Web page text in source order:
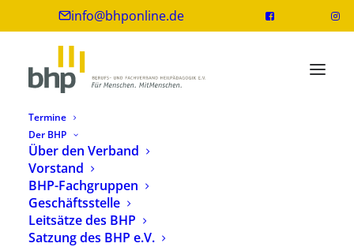
info@bhponline.de
Termine
Der BHP
Über den Verband
Vorstand
BHP-Fachgruppen
Geschäftsstelle
Leitsätze des BHP
Satzung des BHP e.V.